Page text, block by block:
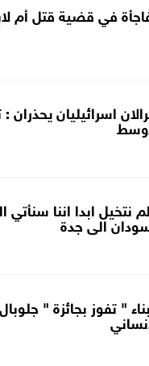
في قضية قتل أم
اسرائيليان
نتخيل ابدا اننا
الى جدة
" تفوز بجائزة "